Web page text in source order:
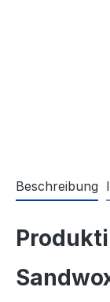
Beschreibung